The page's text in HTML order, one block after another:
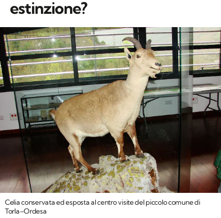
estinzione?
Celia conservata ed esposta al centro visite del piccolo comune di
Torla–Ordesa